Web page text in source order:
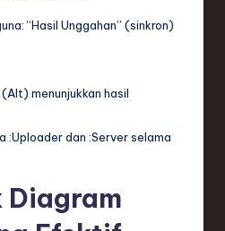
: “Hasil Unggahan” (sinkron)
(Alt) menunjukkan hasil
:Uploaderdan :Serverselama
Diagram